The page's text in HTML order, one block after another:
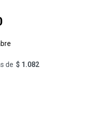
de $ 1.082